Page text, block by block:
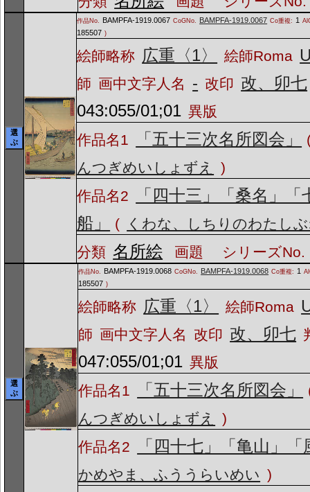
選
ぶ
作品No. BAMPFA-1919.0067 CoGNo. BAMPFA-1919.0067 Co重複: 1
185507 )
絵師略称 広重〈1〉 絵師Roma
師 画中文字人名 - 改印 改、卯七
043:055/01;01 異版
作品名1
「五十三次名所図会」
んつぎめいしょずえ
)
作品名2
「四十三」「桑名」「
船」
(
くわな、しちりのわたし
分類 名所絵 画題 シリーズNo.
選
ぶ
作品No. BAMPFA-1919.0068 CoGNo. BAMPFA-1919.0068 Co重複: 1
185507 )
絵師略称 広重〈1〉 絵師Roma
師 画中文字人名 改印 改、卯七
047:055/01;01 異版
作品名1
「五十三次名所図会」
んつぎめいしょずえ
)
作品名2
「四十七」「亀山」
かめやま、ふううらいめい )